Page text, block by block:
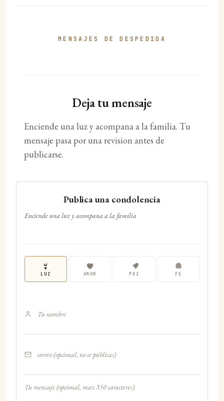
MENSAJES DE DESPEDIDA
Deja tu mensaje
Enciende una luz y acompana a la familia. Tu
mensaje pasa por una revision antes de
publicarse.
Publica una condolencia
Enciende una luz y acompana a la familia
LUZ AMOR PAZ FE